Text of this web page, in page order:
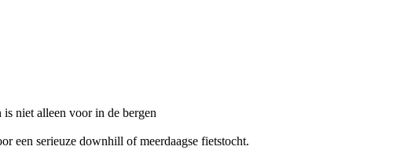
een serieuze downhill of meerdaagse fietstocht.